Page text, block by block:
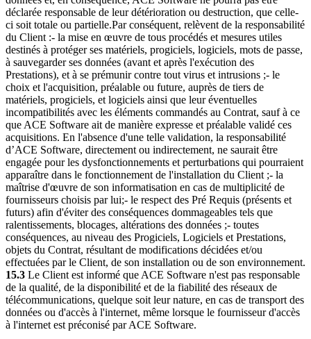
déclarée responsable de leur détérioration ou destruction, que celle-
ci soit totale ou partielle.Par conséquent, relèvent de la responsabilité
du Client :- la mise en œuvre de tous procédés et mesures utiles
destinés à protéger ses matériels, progiciels, logiciels, mots de passe,
à sauvegarder ses données (avant et après l'exécution des
Prestations), et à se prémunir contre tout virus et intrusions ;- le
choix et l'acquisition, préalable ou future, auprès de tiers de
matériels, progiciels, et logiciels ainsi que leur éventuelles
incompatibilités avec les éléments commandés au Contrat, sauf à ce
que ACE Software ait de manière expresse et préalable validé ces
acquisitions. En l'absence d'une telle validation, la responsabilité
d’ACE Software, directement ou indirectement, ne saurait être
engagée pour les dysfonctionnements et perturbations qui pourraient
apparaître dans le fonctionnement de l'installation du Client ;- la
maîtrise d'œuvre de son informatisation en cas de multiplicité de
fournisseurs choisis par lui;- le respect des Pré Requis (présents et
futurs) afin d'éviter des conséquences dommageables tels que
ralentissements, blocages, altérations des données ;- toutes
conséquences, au niveau des Progiciels, Logiciels et Prestations,
objets du Contrat, résultant de modifications décidées et/ou
effectuées par le Client, de son installation ou de son environnement.
15.3 Le Client est informé que ACE Software n'est pas responsable
de la qualité, de la disponibilité et de la fiabilité des réseaux de
télécommunications, quelque soit leur nature, en cas de transport des
données ou d'accès à l'internet, même lorsque le fournisseur d'accès
à l'internet est préconisé par ACE Software.